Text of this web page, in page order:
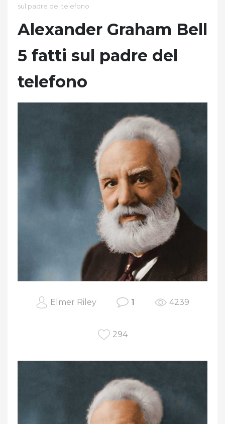
sul padre del telefono
Alexander Graham Bell
5 fatti sul padre del
telefono
Elmer Riley 1 4239
294